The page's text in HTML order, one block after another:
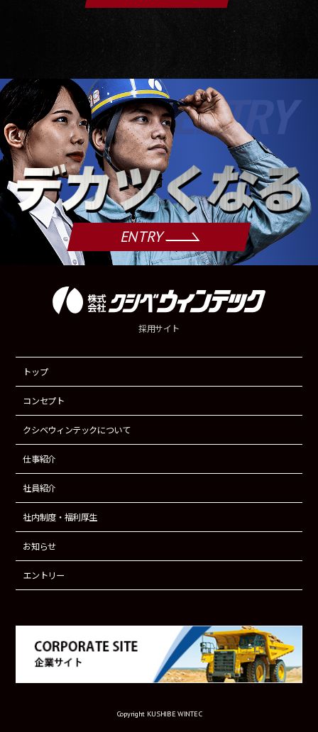
ENTRY
採用サイト
トップ
コンセプト
クシベウィンテックについて
仕事紹介
社員紹介
社内制度・福利厚生
お知らせ
エントリー
Copyright KUSHIBE WINTEC